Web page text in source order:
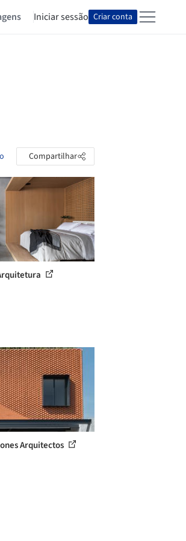
Iniciar sessão Criar conta
Compartilhar
Arquitectos